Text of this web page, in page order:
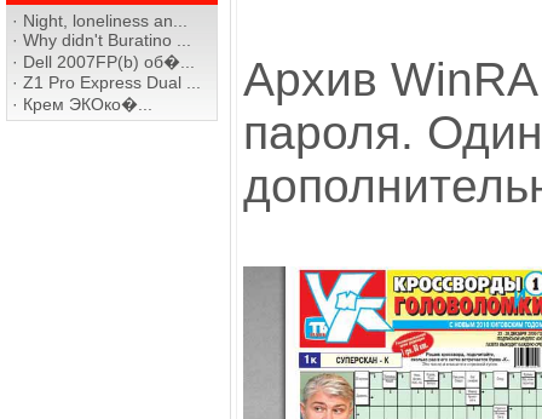
· Night, loneliness an...
· Why didn't Buratino ...
· Dell 2007FP(b) об�...
· Z1 Pro Express Dual ...
· Крем ЭКОко�...
Архив
пароля.